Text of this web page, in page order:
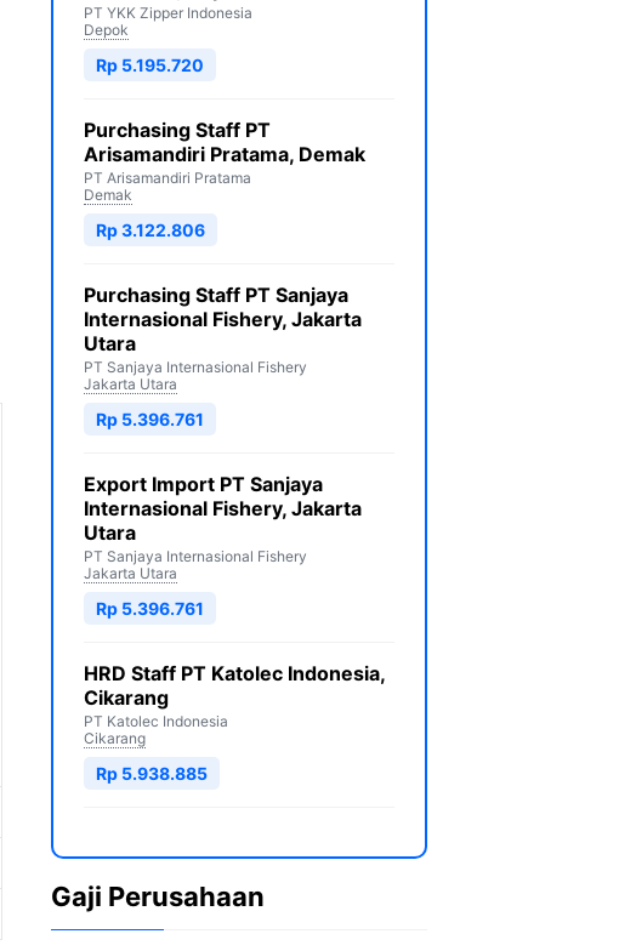
PT YKK Zipper Indonesia
Depok
Rp 5.195.720
Purchasing Staff PT
Arisamandiri Pratama, Demak
PT Arisamandiri Pratama
Demak
Rp 3.122.806
Purchasing Staff PT Sanjaya
Internasional Fishery, Jakarta
Utara
PT Sanjaya Internasional Fishery
Jakarta Utara
Rp 5.396.761
Export Import PT Sanjaya
Internasional Fishery, Jakarta
Utara
PT Sanjaya Internasional Fishery
Jakarta Utara
Rp 5.396.761
HRD Staff PT Katolec Indonesia,
Cikarang
PT Katolec Indonesia
Cikarang
Rp 5.938.885
Gaji Perusahaan